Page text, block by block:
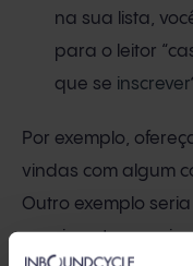
na sua lista,
para o leitor
que se inscrever
Por exemplo,
vindas com algum
Outro exemplo
nascimento e